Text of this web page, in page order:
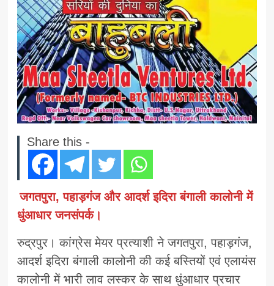
Share this -
जगतपुरा, पहाड़गंज और आदर्श इदिरा बंगाली कालोनी में
धुंआधार जनसंपर्क।
रुद्रपुर। कांग्रेस मेयर प्रत्याशी ने जगतपुरा, पहाड़गंज,
आदर्श इदिरा बंगाली कालोनी की कई बस्तियों एवं एलायंस
कालोनी में भारी लाव लस्कर के साथ धुंआधार प्रचार